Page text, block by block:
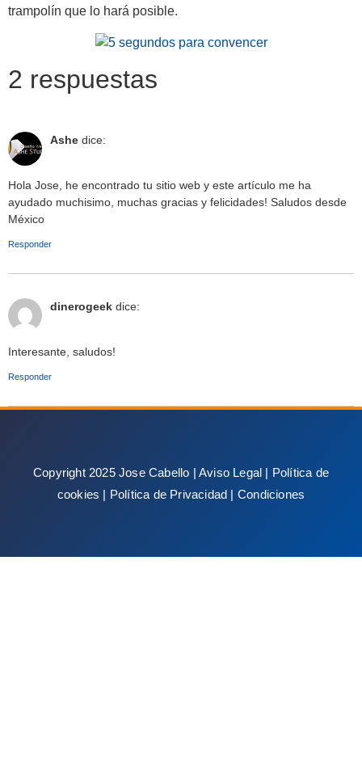
trampolín que lo hará posible.
2 respuestas
Ashe dice:
Hola Jose, he encontrado tu sitio web y este artículo me ha
ayudado muchisimo, muchas gracias y felicidades! Saludos desde
México
Responder
dinerogeek dice:
Interesante, saludos!
Responder
Copyright 2025 Jose Cabello | Aviso Legal | Política de
cookies | Política de Privacidad | Condiciones